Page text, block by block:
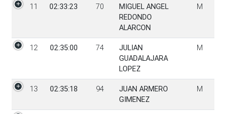
11 02:33:23 70
MIGUEL ANGEL
REDONDO
ALARCON
M
12 02:35:00 74
JULIAN
GUADALAJARA
LOPEZ
M
13 02:35:18 94
JUAN ARMERO
GIMENEZ
M